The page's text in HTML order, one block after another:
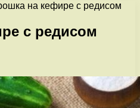
на кефире с редисом
с редисом